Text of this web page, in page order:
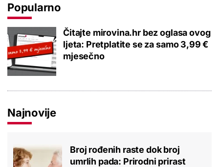
Popularno
Čitajte mirovina.hr bez oglasa ovog
ljeta: Pretplatite se za samo 3,99 €
mjesečno
Najnovije
Broj rođenih raste dok broj
umrlih pada: Prirodni prirast